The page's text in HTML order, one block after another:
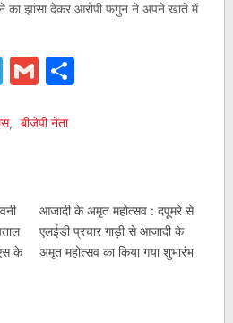
का झांसा देकर आरोपी फगुन ने अपने खाते में
Telegram
GmailShare
, बीजेपी नेता
के
आजादी के अमृत महोत्सव : दपूमरे से
एलईडी प्रचार गाड़ी से आजादी के
अमृत महोत्सव का किया गया शुभारंभ